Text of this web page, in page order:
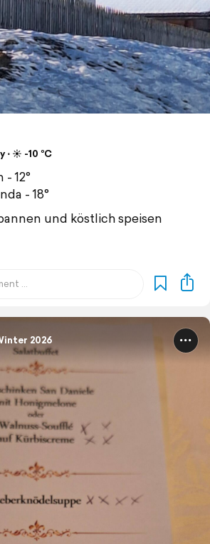
⋅ ☀️ -10 °C
12°
- 18°
und köstlich speisen
2026